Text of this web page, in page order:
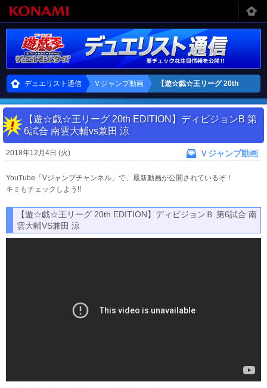
デュエリスト通信 Ｖジャンプ動画 【遊☆戯☆王リーグ 20th
EDITION】ディビジョンB 第6
試合 南雲大輔vs兼田 涼
【遊☆戯☆王リーグ 20th EDITION】ディビジョンB 第
6試合 南雲大輔vs兼田 涼
Ｖジャンプ動画
2018年12月4日 (火)
YouTube「Vジャンプチャンネル」で、最新動画が公開されているぞ！
キミもチェックしよう!!
【遊☆戯☆王リーグ 20th EDITION】ディビジョンＢ 第6試合 南
雲大輔VS兼田 涼